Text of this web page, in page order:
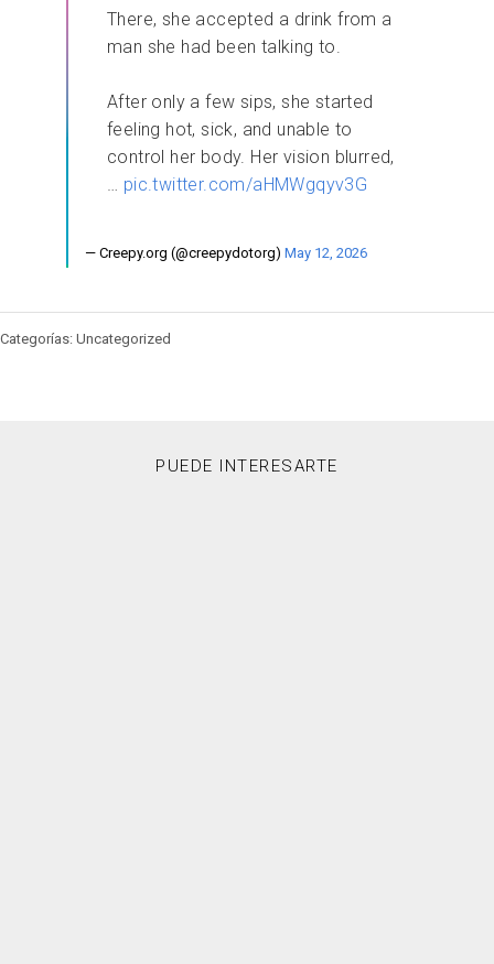
There, she accepted a drink from a
man she had been talking to.
After only a few sips, she started
feeling hot, sick, and unable to
control her body. Her vision blurred,
… pic.twitter.com/aHMWgqyv3G
— Creepy.org (@creepydotorg) May 12, 2026
Categorías: Uncategorized
PUEDE INTERESARTE